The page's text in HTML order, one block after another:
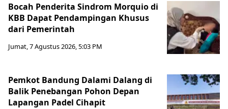
Bocah Penderita Sindrom Morquio di
KBB Dapat Pendampingan Khusus
dari Pemerintah
Jumat, 7 Agustus 2026, 5:03 PM
Pemkot Bandung Dalami Dalang di
Balik Penebangan Pohon Depan
Lapangan Padel Cihapit